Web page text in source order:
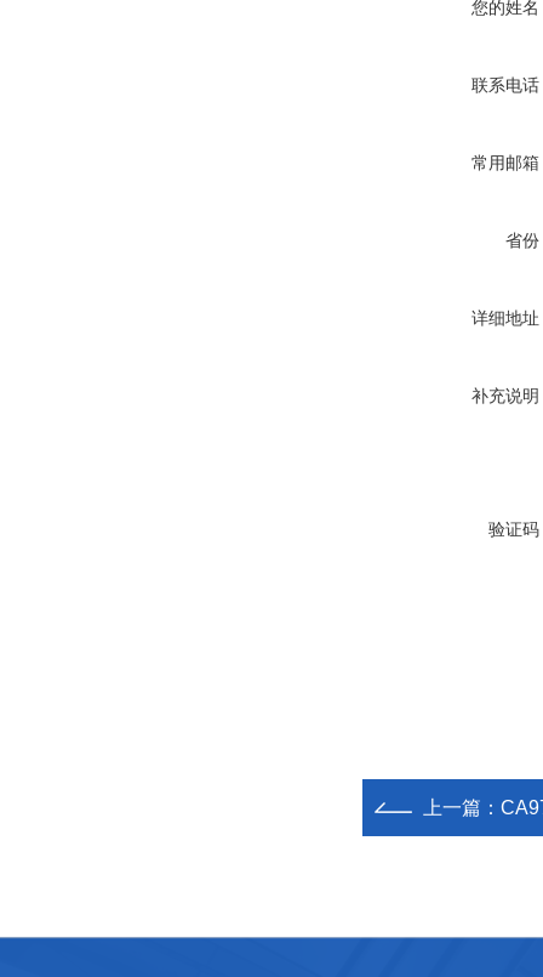
您的姓名
联系电话
常用邮箱
省份
详细地址
补充说明
验证码
上一篇：